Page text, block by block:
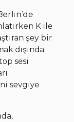
K ile
şey bir
dışında
sesi
sevgiye